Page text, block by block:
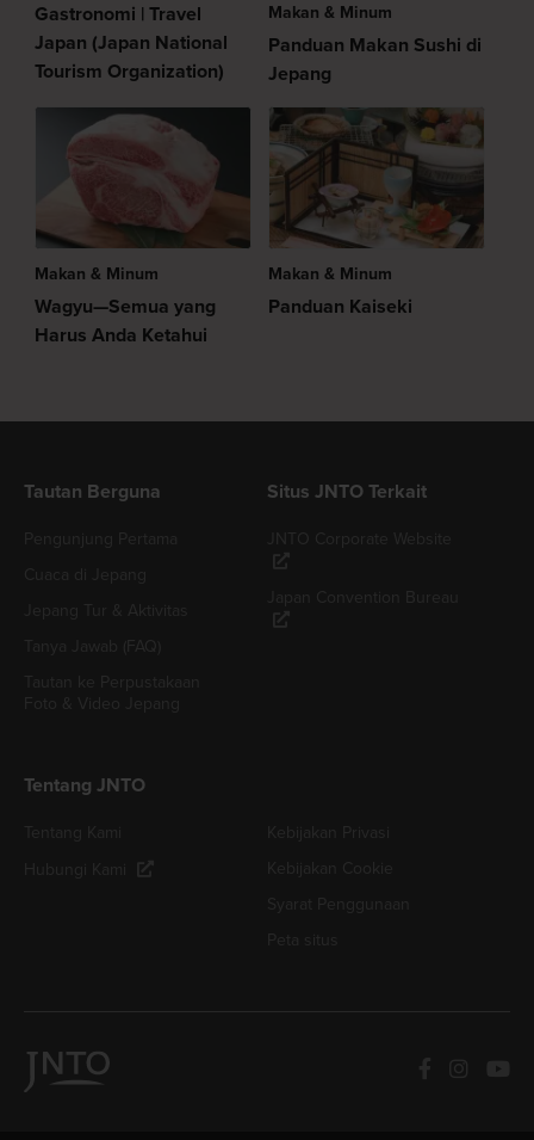
Gastronomi | Travel
Japan (Japan National
Tourism Organization)
Makan & Minum
Panduan Makan Sushi di
Jepang
Makan & Minum
Wagyu—Semua yang
Harus Anda Ketahui
Makan & Minum
Panduan Kaiseki
Tautan Berguna Situs JNTO Terkait
Tentang JNTO